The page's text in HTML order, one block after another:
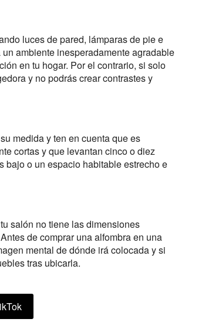
luces de pared, lámparas de pie e
ambiente inesperadamente agradable
en tu hogar. Por el contrario, si solo
y no podrás crear contrastes y
medida y ten en cuenta que es
cortas y que levantan cinco o diez
bajo o un espacio habitable estrecho e
salón no tiene las dimensiones
de comprar una alfombra en una
mental de dónde irá colocada y si
tras ubicarla.